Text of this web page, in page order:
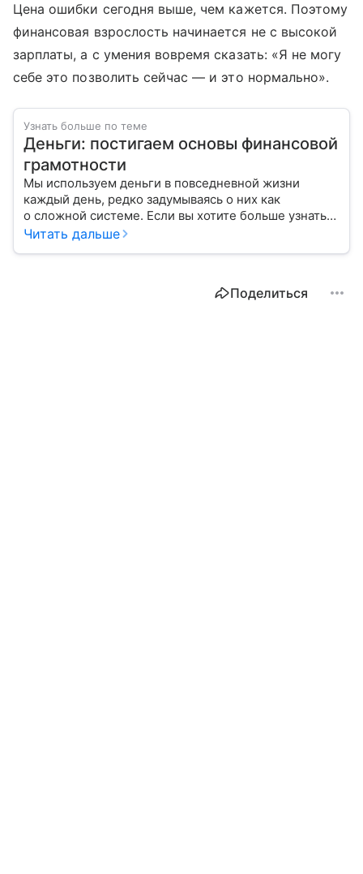
Цена ошибки сегодня выше, чем кажется. Поэтому
финансовая взрослость начинается не с высокой
зарплаты, а с умения вовремя сказать: «Я не могу
себе это позволить сейчас — и это нормально».
Узнать больше по теме
Деньги: постигаем основы финансовой
грамотности
Мы используем деньги в повседневной жизни
каждый день, редко задумываясь о них как
о сложной системе. Если вы хотите больше узнать
об этом финансовом инструменте и его функциях,
Читать дальше
Поделиться